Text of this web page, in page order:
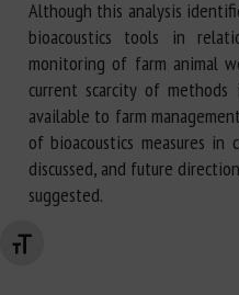
Changer la taille de la police
Although this analysis
bioacoustics tools in
monitoring of farm animal
current scarcity of
available to farm
of bioacoustics measures in
discussed, and future
suggested.